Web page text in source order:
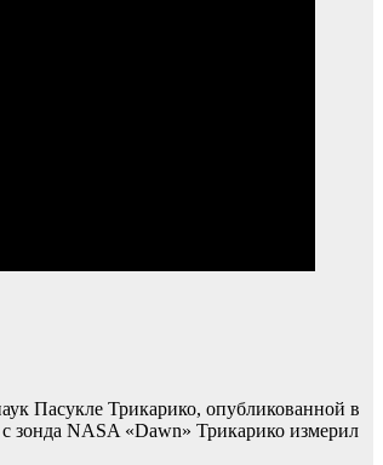
Пасукле Трикарико, опубликованной в
зонда NASA «Dawn» Трикарико измерил